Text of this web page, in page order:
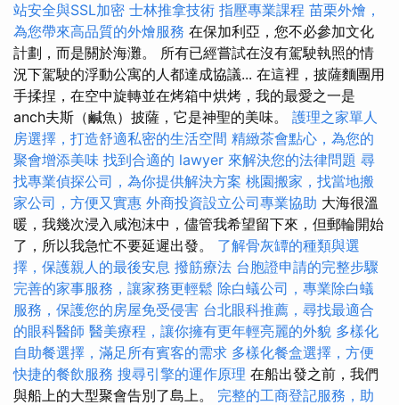
站安全與SSL加密 士林推拿技術 指壓專業課程 苗栗外燴，
為您帶來高品質的外燴服務 在保加利亞，您不必參加文化
計劃，而是關於海灘。 所有已經嘗試在沒有駕駛執照的情
況下駕駛的浮動公寓的人都達成協議... 在這裡，披薩麵團用
手揉捏，在空中旋轉並在烤箱中烘烤，我的最愛之一是
anch夫斯（鹹魚）披薩，它是神聖的美味。 護理之家單人
房選擇，打造舒適私密的生活空間 精緻茶會點心，為您的
聚會增添美味 找到合適的 lawyer 來解決您的法律問題 尋
找專業偵探公司，為你提供解決方案 桃園搬家，找當地搬
家公司，方便又實惠 外商投資設立公司專業協助 大海很溫
暖，我幾次浸入咸泡沫中，儘管我希望留下來，但郵輪開始
了，所以我急忙不要延遲出發。 了解骨灰罈的種類與選
擇，保護親人的最後安息 撥筋療法 台胞證申請的完整步驟
完善的家事服務，讓家務更輕鬆 除白蟻公司，專業除白蟻
服務，保護您的房屋免受侵害 台北眼科推薦，尋找最適合
的眼科醫師 醫美療程，讓你擁有更年輕亮麗的外貌 多樣化
自助餐選擇，滿足所有賓客的需求 多樣化餐盒選擇，方便
快捷的餐飲服務 搜尋引擎的運作原理 在船出發之前，我們
與船上的大型聚會告別了島上。 完整的工商登記服務，助